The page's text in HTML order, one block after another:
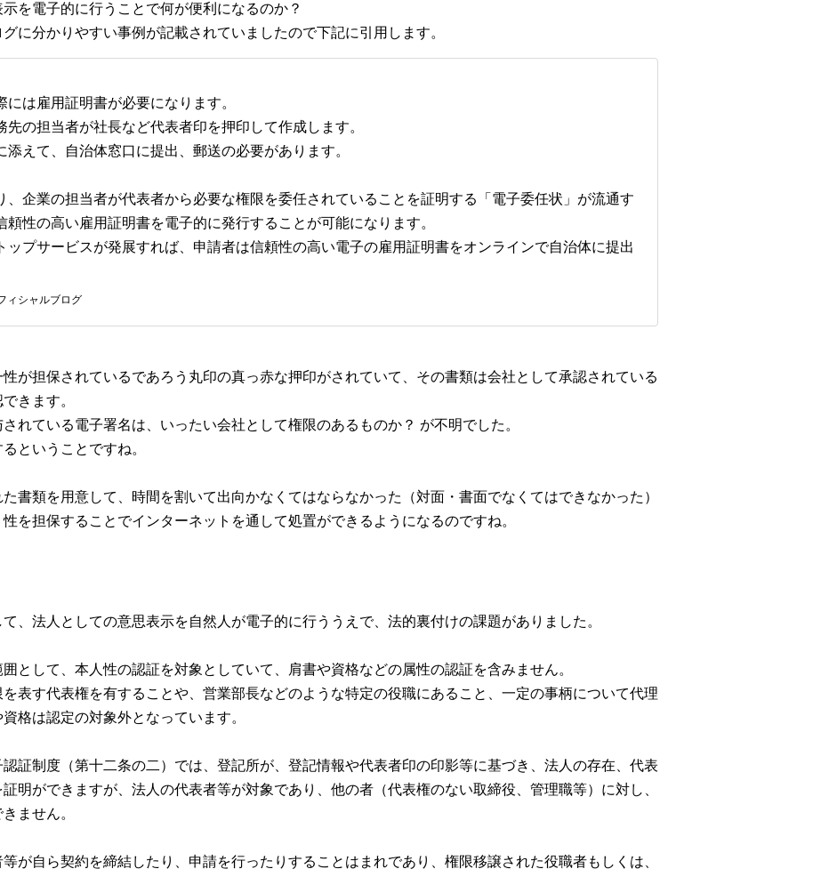
を電子的に行うことで何が便利になるのか？
に分かりやすい事例が記載されていましたので下記に引用します。
は雇用証明書が必要になります。
の担当者が社長など代表者印を押印して作成します。
えて、自治体窓口に提出、郵送の必要があります。
、企業の担当者が代表者から必要な権限を委任されていることを証明する「電子委任状」が流通す
頼性の高い雇用証明書を電子的に発行することが可能になります。
ップサービスが発展すれば、申請者は信頼性の高い電子の雇用証明書をオンラインで自治体に提出
ィシャルブログ
が担保されているであろう丸印の真っ赤な押印がされていて、その書類は会社として承認されている
きます。
れている電子署名は、いったい会社として権限のあるものか？ が不明でした。
ということですね。
書類を用意して、時間を割いて出向かなくてはならなかった（対面・書面でなくてはできなかった）
を担保することでインターネットを通して処置ができるようになるのですね。
、法人としての意思表示を自然人が電子的に行ううえで、法的裏付けの課題がありました。
として、本人性の認証を対象としていて、肩書や資格などの属性の認証を含みません。
表す代表権を有することや、営業部長などのような特定の役職にあること、一定の事柄について代理
格は認定の対象外となっています。
証制度（第十二条の二）では、登記所が、登記情報や代表者印の印影等に基づき、法人の存在、代表
明ができますが、法人の代表者等が対象であり、他の者（代表権のない取締役、管理職等）に対し、
ません。
が自ら契約を締結したり、申請を行ったりすることはまれであり、権限移譲された役職者もしくは、